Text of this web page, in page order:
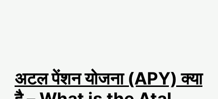
अटल पेंशन योजना (APY) क्या